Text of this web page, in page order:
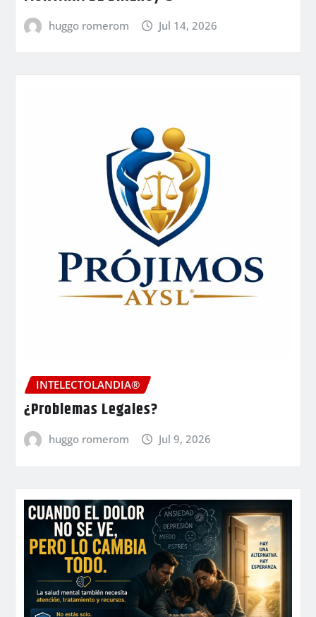
huggo romerom Jul 14, 2026
INTELECTOLANDIA®
¿Problemas Legales?
huggo romerom Jul 9, 2026